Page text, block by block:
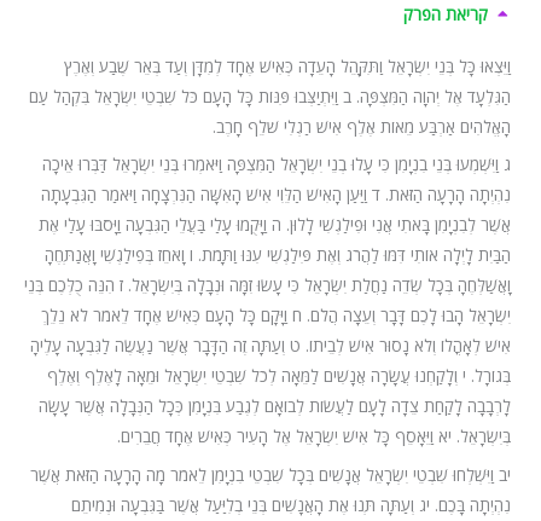
קריאת הפרק
וַיֵּצְאוּ כָּל בְּנֵי יִשְׂרָאֵל וַתִּקָּהֵל הָעֵדָה כְּאִישׁ אֶחָד לְמִדָּן וְעַד בְּאֵר שֶׁבַע וְאֶרֶץ
הַגִּלְעָד אֶל יְהוָה הַמִּצְפָּה. ב וַיִּתְיַצְּבוּ פִּנּוֹת כָּל הָעָם כֹּל שִׁבְטֵי יִשְׂרָאֵל בִּקְהַל עַם
הָאֱלֹהִים אַרְבַּע מֵאוֹת אֶלֶף אִישׁ רַגְלִי שֹׁלֵף חָרֶב.
ג וַיִּשְׁמְעוּ בְּנֵי בִנְיָמִן כִּי עָלוּ בְנֵי יִשְׂרָאֵל הַמִּצְפָּה וַיֹּאמְרוּ בְּנֵי יִשְׂרָאֵל דַּבְּרוּ אֵיכָה
נִהְיְתָה הָרָעָה הַזֹּאת. ד וַיַּעַן הָאִישׁ הַלֵּוִי אִישׁ הָאִשָּׁה הַנִּרְצָחָה וַיֹּאמַר הַגִּבְעָתָה
אֲשֶׁר לְבִנְיָמִן בָּאתִי אֲנִי וּפִילַגְשִׁי לָלוּן. ה וַיָּקֻמוּ עָלַי בַּעֲלֵי הַגִּבְעָה וַיָּסֹבּוּ עָלַי אֶת
הַבַּיִת לָיְלָה אוֹתִי דִּמּוּ לַהֲרֹג וְאֶת פִּילַגְשִׁי עִנּוּ וַתָּמֹת. ו וָאֹחֵז בְּפִילַגְשִׁי וָאֲנַתְּחֶהָ
וָאֲשַׁלְּחֶהָ בְּכָל שְׂדֵה נַחֲלַת יִשְׂרָאֵל כִּי עָשׂוּ זִמָּה וּנְבָלָה בְּיִשְׂרָאֵל. ז הִנֵּה כֻלְּכֶם בְּנֵי
יִשְׂרָאֵל הָבוּ לָכֶם דָּבָר וְעֵצָה הֲלֹם. ח וַיָּקָם כָּל הָעָם כְּאִישׁ אֶחָד לֵאמֹר לֹא נֵלֵךְ
אִישׁ לְאָהֳלוֹ וְלֹא נָסוּר אִישׁ לְבֵיתוֹ. ט וְעַתָּה זֶה הַדָּבָר אֲשֶׁר נַעֲשֶׂה לַגִּבְעָה עָלֶיהָ
בְּגוֹרָל. י וְלָקַחְנוּ עֲשָׂרָה אֲנָשִׁים לַמֵּאָה לְכֹל שִׁבְטֵי יִשְׂרָאֵל וּמֵאָה לָאֶלֶף וְאֶלֶף
לָרְבָבָה לָקַחַת צֵדָה לָעָם לַעֲשׂוֹת לְבוֹאָם לְגֶבַע בִּנְיָמִן כְּכָל הַנְּבָלָה אֲשֶׁר עָשָׂה
בְּיִשְׂרָאֵל. יא וַיֵּאָסֵף כָּל אִישׁ יִשְׂרָאֵל אֶל הָעִיר כְּאִישׁ אֶחָד חֲבֵרִים.
יב וַיִּשְׁלְחוּ שִׁבְטֵי יִשְׂרָאֵל אֲנָשִׁים בְּכָל שִׁבְטֵי בִנְיָמִן לֵאמֹר מָה הָרָעָה הַזֹּאת אֲשֶׁר
נִהְיְתָה בָּכֶם. יג וְעַתָּה תְּנוּ אֶת הָאֲנָשִׁים בְּנֵי בְלִיַּעַל אֲשֶׁר בַּגִּבְעָה וּנְמִיתֵם